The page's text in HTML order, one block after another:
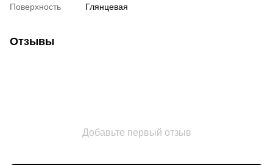
Поверхность
Глянцевая
Отзывы
Добавьте первый отзыв